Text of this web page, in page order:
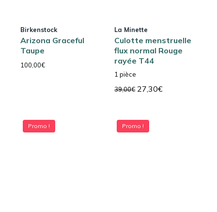
Birkenstock
Arizona Graceful
Taupe
100,00€
La Minette
Culotte menstruelle
flux normal Rouge
rayée T44
1 pièce
39,00€ Le
était :
39,00€.
27,30€Le
Promo ! Promo !